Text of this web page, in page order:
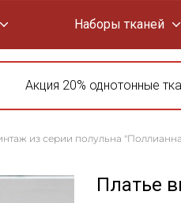
Наборы тканей
Акция 20% однотонные
из серии полульна
Платье